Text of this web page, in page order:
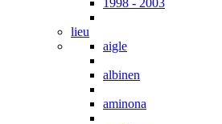
lieu
aigle
albinen
aminona